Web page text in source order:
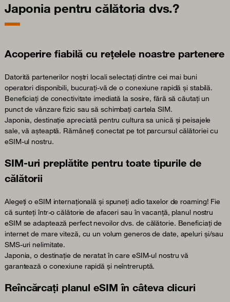
Japonia pentru călătoria dvs.?
Acoperire fiabilă cu rețelele noastre partenere
Datorită partenerilor noștri locali selectați dintre cei mai buni
operatori disponibili, bucurați-vă de o conexiune rapidă și stabilă.
Beneficiați de conectivitate imediată la sosire, fără să căutați un
punct de vânzare fizic sau să schimbați cartela SIM.
Japonia, destinație apreciată pentru cultura sa unică și peisajele
sale, vă așteaptă. Rămâneți conectat pe tot parcursul călătoriei cu
eSIM-ul nostru.
SIM-uri preplătite pentru toate tipurile de
călătorii
Alegeți o eSIM internațională și spuneți adio taxelor de roaming! Fie
că sunteți într-o călătorie de afaceri sau în vacanță, planul nostru
eSIM se adaptează perfect nevoilor dvs. de călătorie. Beneficiați de
internet de mare viteză, cu un volum generos de date, apeluri și/sau
SMS-uri nelimitate.
Japonia, o destinație de neratat în care eSIM-ul nostru vă
garantează o conexiune rapidă și neîntreruptă.
Reîncărcați planul eSIM în câteva clicuri